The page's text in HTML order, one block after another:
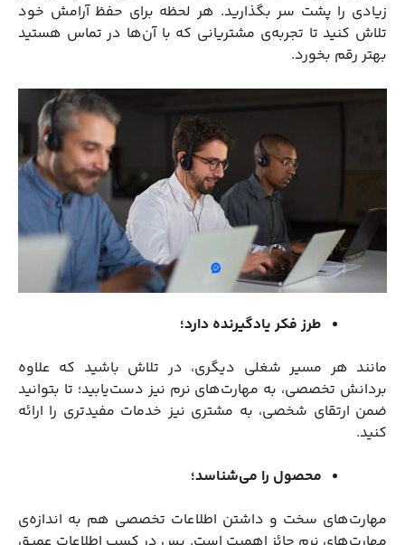
زیادی را پشت سر بگذارید. هر لحظه برای حفظ آرامش خود
تلاش کنید تا تجربه‌ی مشتریانی که با آن‌ها در تماس هستید
بهتر رقم بخورد.
طرز فکر یادگیرنده دارد؛
مانند هر مسیر شغلی دیگری، در تلاش باشید که علاوه
بردانش تخصصی، به مهارت‌های نرم نیز دست‌یابید؛ تا بتوانید
ضمن ارتقای شخصی، به مشتری نیز خدمات مفیدتری را ارائه
کنید.
محصول را می‌شناسد؛
مهارت‌های سخت و داشتن اطلاعات تخصصی هم به اندازه‌ی